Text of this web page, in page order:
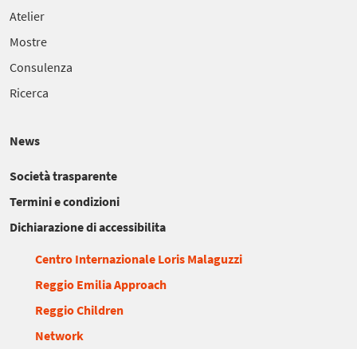
Atelier
Mostre
Consulenza
Ricerca
News
Società trasparente
Termini e condizioni
Dichiarazione di accessibilita
Centro Internazionale Loris Malaguzzi
Reggio Emilia Approach
Reggio Children
Network